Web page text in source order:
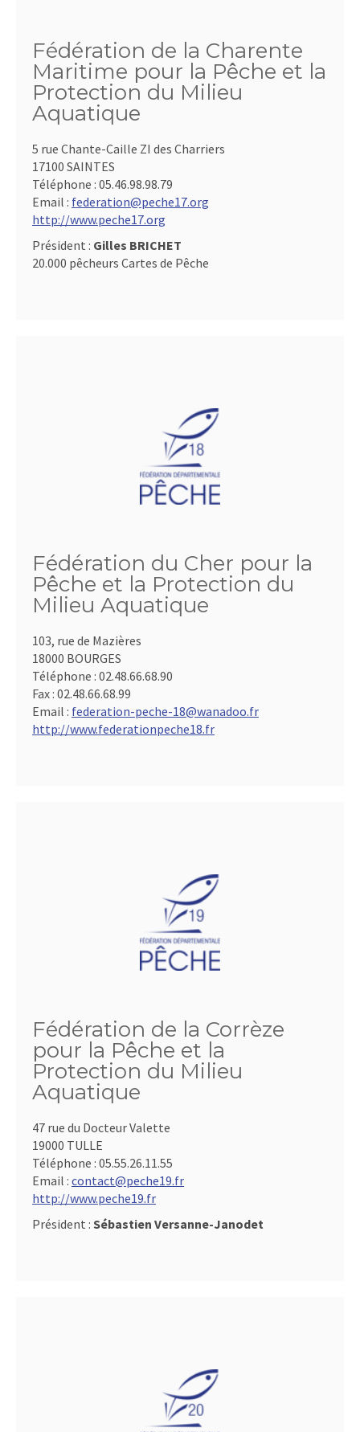
Fédération de la Charente
Maritime pour la Pêche et la
Protection du Milieu
Aquatique
5 rue Chante-Caille ZI des Charriers
17100 SAINTES
Téléphone : 05.46.98.98.79
Email : federation@peche17.org
http://www.peche17.org
Président : Gilles BRICHET
20.000 pêcheurs Cartes de Pêche
Fédération du Cher pour la
Pêche et la Protection du
Milieu Aquatique
103, rue de Mazières
18000 BOURGES
Téléphone : 02.48.66.68.90
Fax : 02.48.66.68.99
Email : federation-peche-18@wanadoo.fr
http://www.federationpeche18.fr
Fédération de la Corrèze
pour la Pêche et la
Protection du Milieu
Aquatique
47 rue du Docteur Valette
19000 TULLE
Téléphone : 05.55.26.11.55
Email : contact@peche19.fr
http://www.peche19.fr
Président : Sébastien Versanne-Janodet